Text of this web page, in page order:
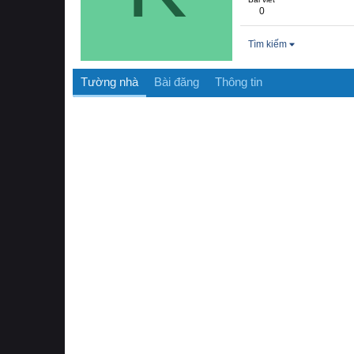
0
Tìm kiếm
Tường nhà Bài đăng Thông tin